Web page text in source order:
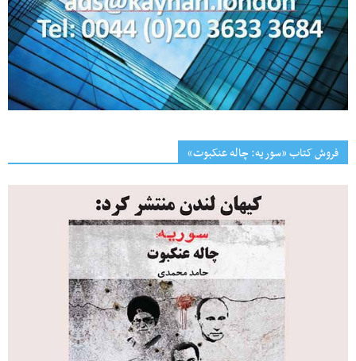
فروش کتاب «سوریه: چاله عنکبوت»